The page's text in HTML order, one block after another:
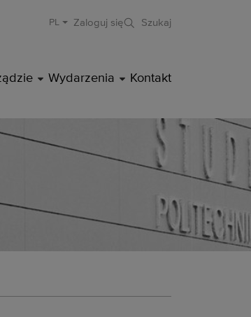
PL Zaloguj się Szukaj
DROPDOWN
Wydarzenia DROPDOWN
Kontakt